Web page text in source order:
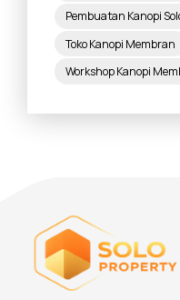
Pembuatan Kanopi
Toko Kanopi Membran
Workshop Kanopi